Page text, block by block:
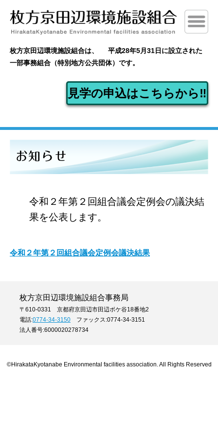
枚方京田辺環境施設組合は、
平成28年5月31日に設立された
一部事務組合（特別地方公共団体）です。
見学の申込はこちらから‼
令和２年第２回組合議会定例会の議決結
果を公表します。
令和２年第２回組合議会定例会議決結果
枚方京田辺環境施設組合事務局
〒610-0331 京都府京田辺市田辺ボケ谷18番地2
電話:0774-34-3150 ファックス:0774-34-3151
法人番号:6000020278734
©HirakataKyotanabe Environmental facilities association. All Rights Reserved